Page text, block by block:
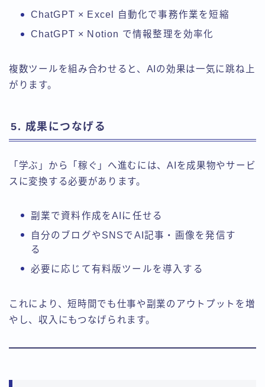
ChatGPT × Excel 自動化で事務作業を短縮
ChatGPT × Notion で情報整理を効率化
複数ツールを組み合わせると、AIの効果は一気に跳ね上
がります。
5. 成果につなげる
「学ぶ」から「稼ぐ」へ進むには、AIを成果物やサービ
スに変換する必要があります。
副業で資料作成をAIに任せる
自分のブログやSNSでAI記事・画像を発信す
る
必要に応じて有料版ツールを導入する
これにより、短時間でも仕事や副業のアウトプットを増
やし、収入にもつなげられます。